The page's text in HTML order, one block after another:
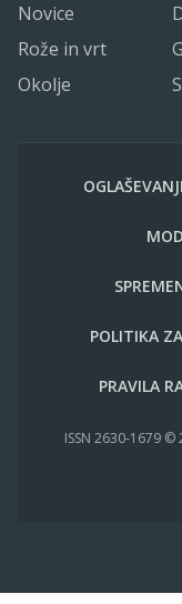
Novice
Rože in vrt
Okolje
POLITIKA
PRAVILA
ISSN 2630-1679